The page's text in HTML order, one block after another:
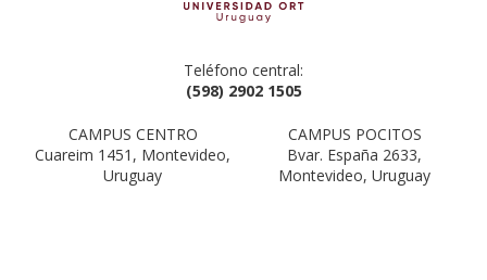
Teléfono central:
(598) 2902 1505
CAMPUS CENTRO
Cuareim 1451, Montevideo,
Uruguay
CAMPUS POCITOS
Bvar. España 2633,
Montevideo, Uruguay